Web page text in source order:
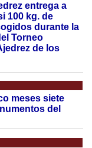
entrega a
100 kg. de
durante la
Torneo
de los
meses siete
del